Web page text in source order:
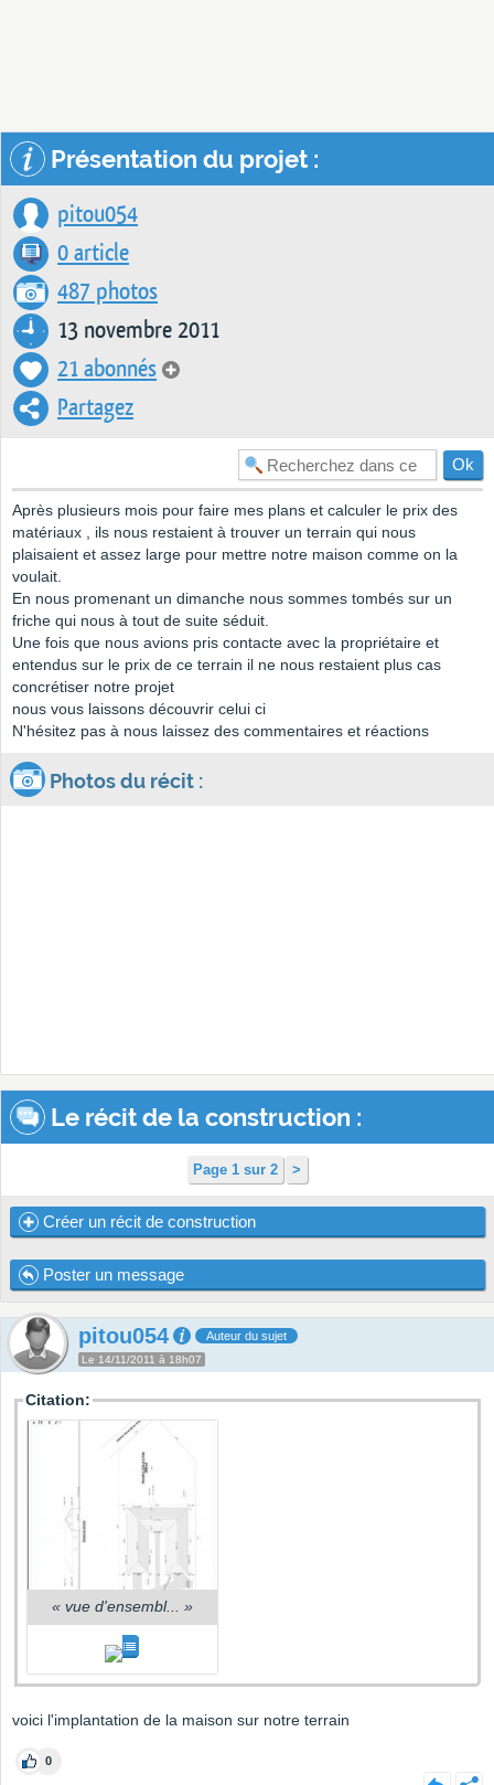
Présentation du projet :
pitou054
0 article
487 photos
13 novembre 2011
21 abonnés
Partagez
Après plusieurs mois pour faire mes plans et calculer le prix des
matériaux , ils nous restaient à trouver un terrain qui nous
plaisaient et assez large pour mettre notre maison comme on la
voulait.
En nous promenant un dimanche nous sommes tombés sur un
friche qui nous à tout de suite séduit.
Une fois que nous avions pris contacte avec la propriétaire et
entendus sur le prix de ce terrain il ne nous restaient plus cas
concrétiser notre projet
nous vous laissons découvrir celui ci
N'hésitez pas à nous laissez des commentaires et réactions
Photos du récit :
Le récit de la construction :
Page 1 sur 2 >
Créer un récit de construction
Poster un message
pitou054 Auteur du sujet
Le 14/11/2011 à 18h07
Citation:
« vue d'ensembl... »
voici l'implantation de la maison sur notre terrain
0